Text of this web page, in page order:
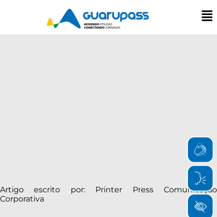
Artigo escrito por: Printer Press Comunicação
Corporativa